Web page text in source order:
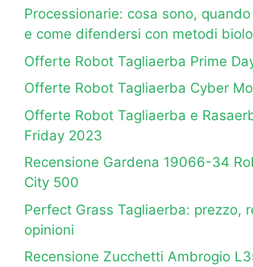
Processionarie: cosa sono,
e come difendersi con metodi
Offerte Robot Tagliaerba Prime
Offerte Robot Tagliaerba Cyber
Offerte Robot Tagliaerba e
Friday 2023
Recensione Gardena 19066-34
City 500
Perfect Grass Tagliaerba: prezzo,
opinioni
Recensione Zucchetti Ambrogio